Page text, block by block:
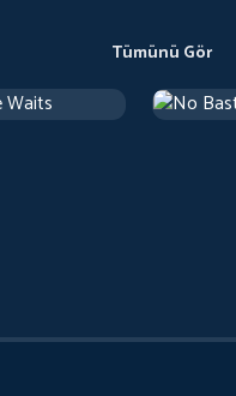
Tümünü Gör